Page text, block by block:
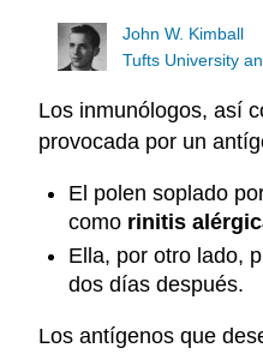
John W. Kimball
Tufts University
Los inmunólogos, así
provocada por un
El polen soplado
como rinitis
Ella, por otro lado,
dos días después.
Los antígenos que